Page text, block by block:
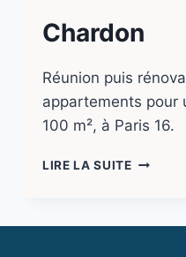
Chardon
Réunion puis
appartements pour
100 m², à Paris 16.
LIRE LA SUITE